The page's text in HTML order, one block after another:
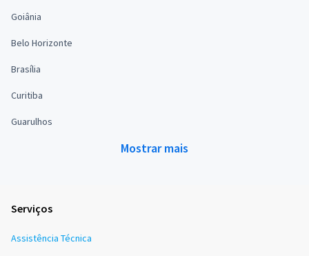
Goiânia
Belo Horizonte
Brasília
Curitiba
Guarulhos
Mostrar mais
Serviços
Assistência Técnica